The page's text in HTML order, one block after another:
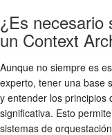
¿Es necesario
un Context
Aunque no siempre es
experto, tener una base
y entender los principios
significativa. Esto
sistemas de